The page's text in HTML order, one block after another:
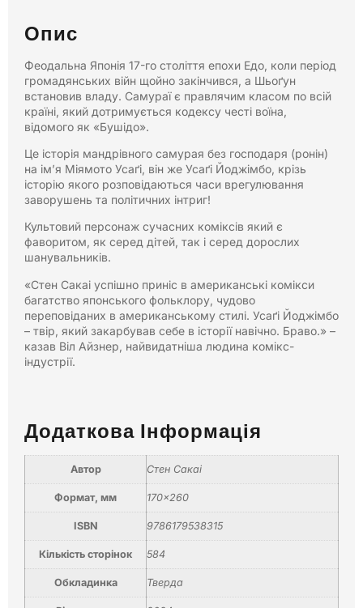
Опис
Феодальна Японія 17-го століття епохи Едо, коли період
громадянських війн щойно закінчився, а Шьоґун
встановив владу. Самураї є правлячим класом по всій
країні, який дотримується кодексу честі воїна,
відомого як «Бушідо».
Це історія мандрівного самурая без господаря (ронін)
на ім’я Міямото Усаґі, він же Усаґі Йоджімбо, крізь
історію якого розповідаються часи врегулювання
заворушень та політичних інтриг!
Культовий персонаж сучасних коміксів який є
фаворитом, як серед дітей, так і серед дорослих
шанувальників.
«Стен Сакаі успішно приніс в американські комікси
багатство японського фольклору, чудово
переповіданих в американському стилі. Усаґі Йоджімбо
– твір, який закарбував себе в історії навічно. Браво.» –
казав Віл Айзнер, найвидатніша людина комікс-
індустрії.
Додаткова Інформація
Автор Стен Сакаі
Формат, мм 170×260
ISBN 9786179538315
Кількість сторінок 584
Обкладинка Тверда